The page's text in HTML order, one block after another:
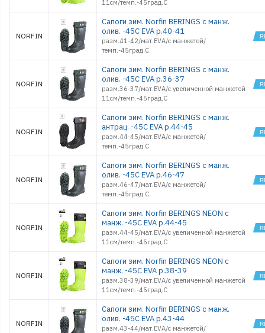
11см/темп.-45град.С
NORFIN
Сапоги зим. Norfin BERINGS с манж.
олив. -45С EVA р.40-41
разм.41-42/мат.EVA/с манжетой/
темп.-45град.С
NORFIN
Сапоги зим. Norfin BERINGS с манж.
олив. -45С EVA р.36-37
разм.36-37/мат.EVA/с увеличенной манжетой
11см/темп.-45град.С
NORFIN
Сапоги зим. Norfin BERINGS с манж.
антрац. -45С EVA р.44-45
разм.44-45/мат.EVA/с манжетой/
темп.-45град.С
NORFIN
Сапоги зим. Norfin BERINGS с манж.
олив. -45С EVA р.46-47
разм.46-47/мат.EVA/с манжетой/
темп.-45град.С
NORFIN
Сапоги зим. Norfin BERINGS NEON с
манж. -45С EVA р.44-45
разм.44-45/мат.EVA/с увеличенной манжетой
11см/темп.-45град.С
NORFIN
Сапоги зим. Norfin BERINGS NEON с
манж. -45С EVA р.38-39
разм.38-39/мат.EVA/с увеличенной манжетой
11см/темп.-45град.С
NORFIN
Сапоги зим. Norfin BERINGS с манж.
олив. -45С EVA р.43-44
разм.43-44/мат.EVA/с манжетой/